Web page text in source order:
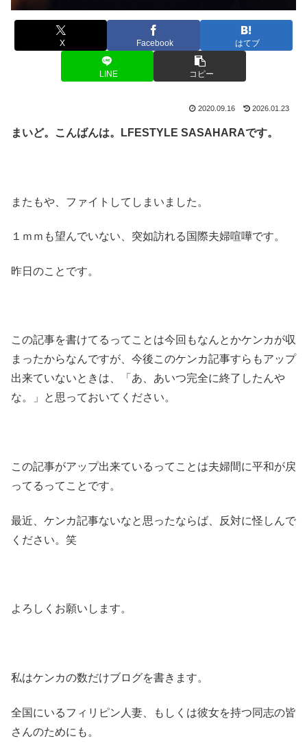
X Facebook はてブ
LINE コピー
2020.09.16 2026.01.23
まいど。こんばんは。LFESTYLE SASAHARAです。
またもや、ファイトしてしまいました。
１ｍｍも望んでいない、突如訪れる国際夫婦喧嘩です。
昨日のことです。
この記事を書けてるってことは今回もなんとかケンカが収
まったからなんですが、今後このケンカ記事すらもアップ
出来ていないときは、「あ、あいつ完全に終了したんや
な。」と思っておいてください。
この記事がアップ出来ているってことは夫婦間に平和が戻
ってるってことです。
最近、ケンカ記事ないなと思ったならば、反対に怪しんで
ください。笑
よろしくお願いします。
私はケンカの数だけブログを書きます。
全国にいるフィリピン人妻、もしくは彼女を持つ同志の皆
さんのためにも。